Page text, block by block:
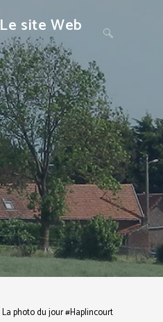
Le site Web Toggle
website
search
La photo du jour #Haplincourt